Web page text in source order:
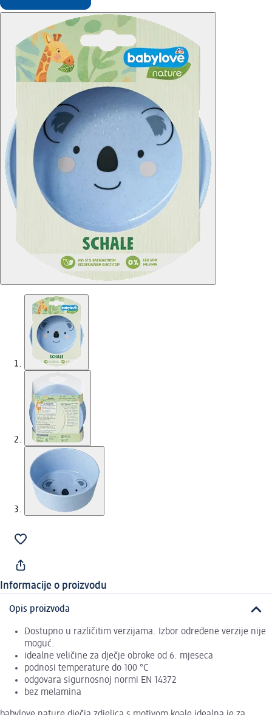
Informacije o proizvodu
Opis proizvoda
Dostupno u različitim verzijama. Izbor određene verzije nije
moguć.
idealne veličine za dječje obroke od 6. mjeseca
podnosi temperature do 100 °C
odgovara sigurnosnoj normi EN 14372
bez melamina